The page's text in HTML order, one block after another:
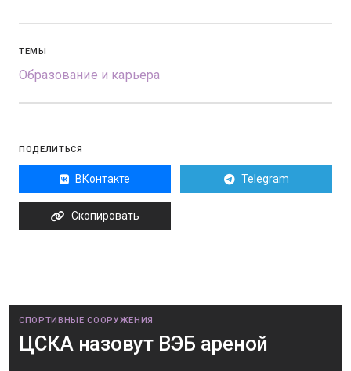
ТЕМЫ
Образование и карьера
ПОДЕЛИТЬСЯ
ВКонтакте Telegram
Скопировать
СПОРТИВНЫЕ СООРУЖЕНИЯ
ЦСКА назовут ВЭБ ареной